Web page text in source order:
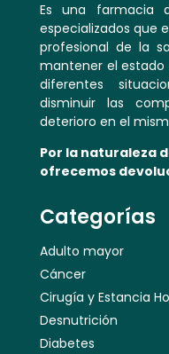
Es una farmacia
especializados que
profesional de la
mantener el estado
diferentes
disminuir las
deterioro en el
Por la naturaleza
ofrecemos
Categorías
Adulto mayor
Cáncer
Cirugía y Estancia
Desnutrición
Diabetes